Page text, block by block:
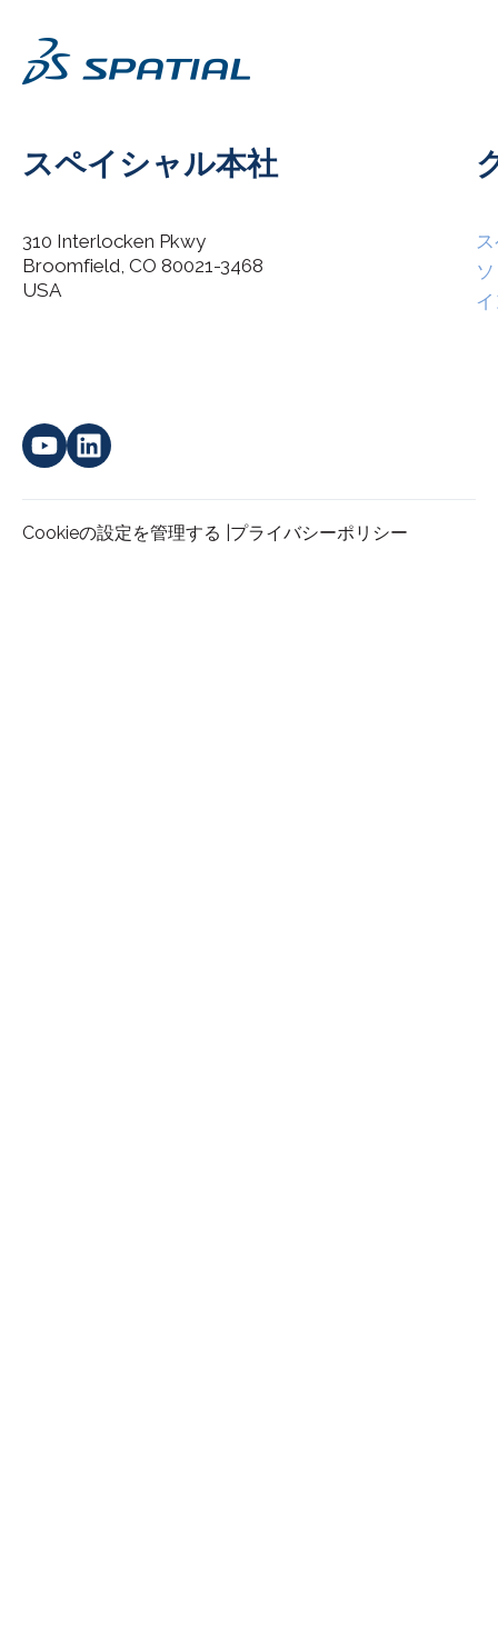
I agree to allow Spatial Corp to store and process my
スペイシャル本社
310 Interlocken Pkwy
Broomfield, CO 80021-3468
USA
Cookieの設定を管理する | プライバシーポリシー